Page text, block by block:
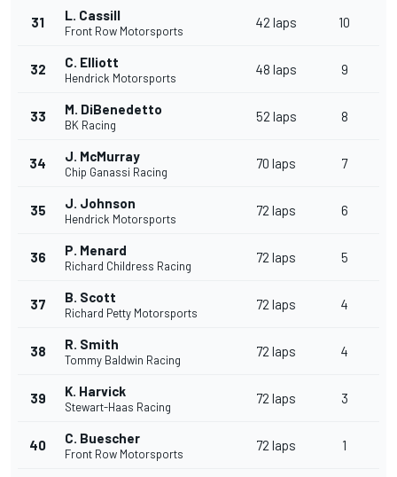
31 L. Cassill
Front Row Motorsports
42 laps 10
32 C. Elliott
Hendrick Motorsports
48 laps 9
33 M. DiBenedetto
BK Racing
52 laps 8
34 J. McMurray
Chip Ganassi Racing
70 laps 7
35 J. Johnson
Hendrick Motorsports
72 laps 6
36 P. Menard
Richard Childress Racing
72 laps 5
37 B. Scott
Richard Petty Motorsports
72 laps 4
38 R. Smith
Tommy Baldwin Racing
72 laps 4
39 K. Harvick
Stewart-Haas Racing
72 laps 3
40 C. Buescher
Front Row Motorsports
72 laps 1